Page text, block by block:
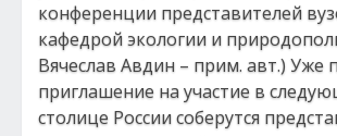
конференции представителей
кафедрой экологии и
Вячеслав Авдин – прим. авт.) Уже
приглашение на участие в
столице России соберутся